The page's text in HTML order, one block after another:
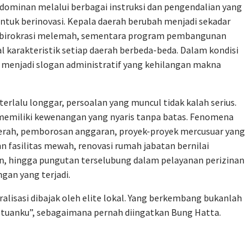
melalui berbagai instruksi dan pengendalian yang
berinovasi. Kepala daerah berubah menjadi sekadar
melemah, sementara program pembangunan
karakteristik setiap daerah berbeda-beda. Dalam kondisi
slogan administratif yang kehilangan makna
longgar, persoalan yang muncul tidak kalah serius.
kewenangan yang nyaris tanpa batas. Fenomena
pemborosan anggaran, proyek-proyek mercusuar yang
fasilitas mewah, renovasi rumah jabatan bernilai
hingga pungutan terselubung dalam pelayanan perizinan
yang terjadi.
dibajak oleh elite lokal. Yang berkembang bukanlah
sebagaimana pernah diingatkan Bung Hatta.